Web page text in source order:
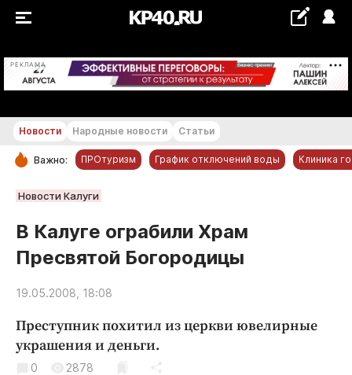
РЕКЛАМА +26...+27 °С
РУБРИКИ
Новости компаний
Статьи
Народные новости
Благоустройство
Криминал
Новости Народные новости Статьи
Важно: ПРОтуризм График отключений воды Клиника
Новости Калуги
В Калуге ограбили Храм
Пресвятой Богородицы
19.05.2008, 18:08
Преступник похитил из церкви ювелирные
украшения и деньги.
0 2878